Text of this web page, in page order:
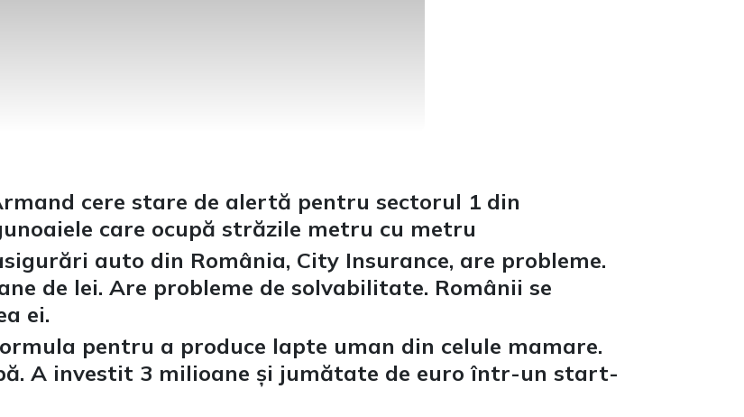
cere stare de alertă pentru sectorul 1 din
care ocupă străzile metru cu metru
auto din România, City Insurance, are probleme.
de lei. Are probleme de solvabilitate. Românii se
ei.
pentru a produce lapte uman din celule mamare.
A investit 3 milioane și jumătate de euro într-un start-